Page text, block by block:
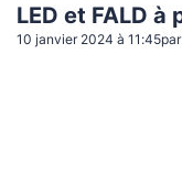
LED et FALD
10 janvier 2024 à 11:45par